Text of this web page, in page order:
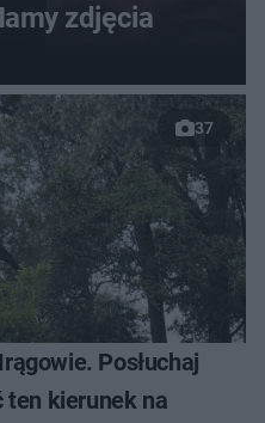
zdjęcia
37
Posłuchaj
ten kierunek na